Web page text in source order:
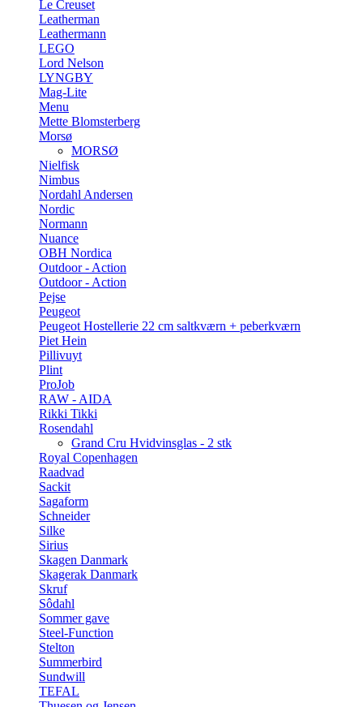
Le Creuset
Leatherman
Leathermann
LEGO
Lord Nelson
LYNGBY
Mag-Lite
Menu
Mette Blomsterberg
Morsø
MORSØ
Nielfisk
Nimbus
Nordahl Andersen
Nordic
Normann
Nuance
OBH Nordica
Outdoor - Action
Outdoor - Action
Pejse
Peugeot
Peugeot Hostellerie 22 cm saltkværn + peberkværn
Piet Hein
Pillivuyt
Plint
ProJob
RAW - AIDA
Rikki Tikki
Rosendahl
Grand Cru Hvidvinsglas - 2 stk
Royal Copenhagen
Raadvad
Sackit
Sagaform
Schneider
Silke
Sirius
Skagen Danmark
Skagerak Danmark
Skruf
Sôdahl
Sommer gave
Steel-Function
Stelton
Summerbird
Sundwill
TEFAL